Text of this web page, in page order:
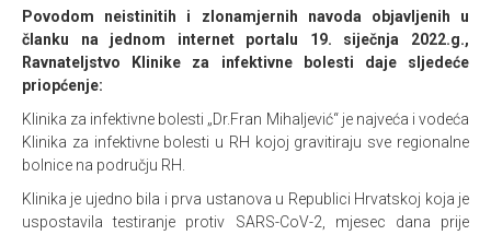
Povodom neistinitih i zlonamjernih navoda objavljenih u
članku na jednom internet portalu 19. siječnja 2022.g.,
Ravnateljstvo Klinike za infektivne bolesti daje sljedeće
priopćenje:
Klinika za infektivne bolesti „Dr.Fran Mihaljević“ je najveća i vodeća
Klinika za infektivne bolesti u RH kojoj gravitiraju sve regionalne
bolnice na području RH.
Klinika je ujedno bila i prva ustanova u Republici Hrvatskoj koja je
uspostavila testiranje protiv SARS-CoV-2, mjesec dana prije